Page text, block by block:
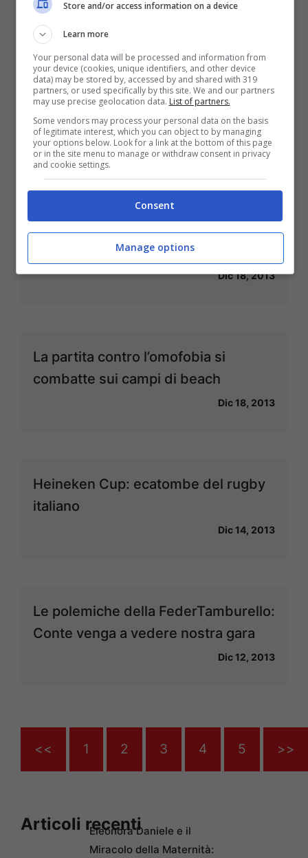
Sport: Collari d’Oro e Diplomi
d’Onore. Il Coni premia i migliori.
Dic 19, 2013
Sebastien Chabal: il ritiro dal rugby
giocato anticipato da un pugno
Dic 18, 2013
La partita contro l’omofobia si
combatte sui campi di beach
Dic 18, 2013
Heineken Cup: ecatombe del rugby
italiano
Dic 14, 2013
Le polemiche della FederTamburello:
Conte venga a vedere nostra gara
Dic 12, 2013
<< 1 2 3 4 5 >>
Articoli recentiEleonora Daniele e il
Miracolo della Maternità:
Store and/or access information on a device
Learn more
Your personal data will be processed and information from
your device (cookies, unique identifiers, and other device
data) may be stored by, accessed by and shared with 319
partners, or used specifically by this site. We and our partners
may use precise geolocation data. List of partners.
Some vendors may process your personal data on the basis
of legitimate interest, which you can object to by managing
your options below. Look for a link at the bottom of this page
or in the site menu to manage or withdraw consent in privacy
and cookie settings.
Consent
Manage options